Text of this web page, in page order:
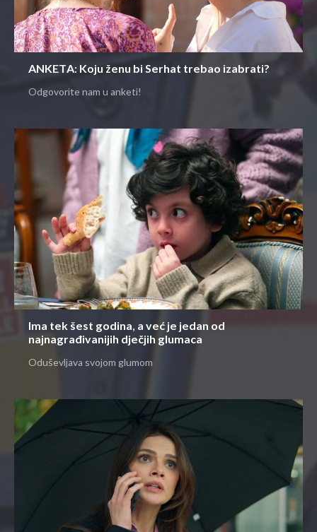
ANKETA: Koju ženu bi Serhat trebao izabrati?
Odgovorite nam u anketi!
Ima tek šest godina, a već je jedan od
najnagrađivanijih dječjih glumaca
Oduševljava svojom glumom